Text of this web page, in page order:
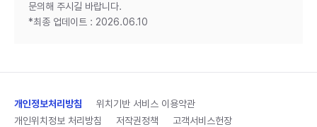
문의해 주시길 바랍니다.
*최종 업데이트 : 2026.06.10
개인정보처리방침
위치기반 서비스 이용약관
개인위치정보 처리방침
저작권정책 고객서비스헌장